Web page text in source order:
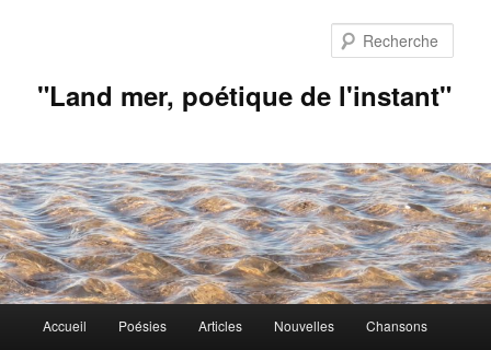
"Land mer, poétique de l'instant"
principal
Accueil Poésies Articles Nouvelles Chansons